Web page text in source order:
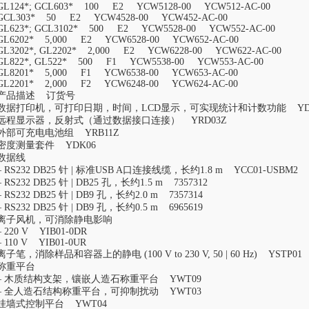
GCL603* 100 E2 YCW5128-00 YCW512-AC-00
50 E2 YCW4528-00 YCW452-AC-00
GCL3102* 500 E2 YCW5528-00 YCW552-AC-00
5,000 E2 YCW6528-00 YCW652-AC-00
GL2202* 2,000 E2 YCW6228-00 YCW622-AC-00
GL522* 500 F1 YCW5538-00 YCW553-AC-00
5,000 F1 YCW6538-00 YCW653-AC-00
2,000 F2 YCW6248-00 YCW624-AC-00
品描述 订货号
据打印机，可打印日期，时间，LCD显示，可实现统计和计数功能
程显示器，反射式（通过数据接口连接） YRD03Z
部可充电电池组 YRB11Z
度测量套件 YDK06
据线
RS232 DB25 针 | 标准USB A口连接线缆，长约1.8 m YCC01-USBM2
RS232 DB25 针 | DB25 孔，长约1.5 m 7357312
RS232 DB25 针 | DB9 孔，长约2.0 m 7357314
RS232 DB25 针 | DB9 孔，长约0.5 m 6965619
子风机，可消除静电影响
220 V YIB01-0DR
110 V YIB01-0UR
子笔，消除样品和容器上的静电 (100 V to 230 V, 50 | 60 Hz) YSTP01
重平台
木质结构支架，镶嵌人造石称重平台 YWT09
全人造石结构称重平台，可抑制扰动 YWT03
墙式控制平台 YWT04